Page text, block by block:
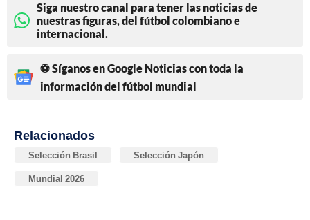
Siga nuestro canal para tener las noticias de
nuestras figuras, del fútbol colombiano e
internacional.
⚽ Síganos en Google Noticias con toda la
información del fútbol mundial
Relacionados
Selección Brasil Selección Japón
Mundial 2026